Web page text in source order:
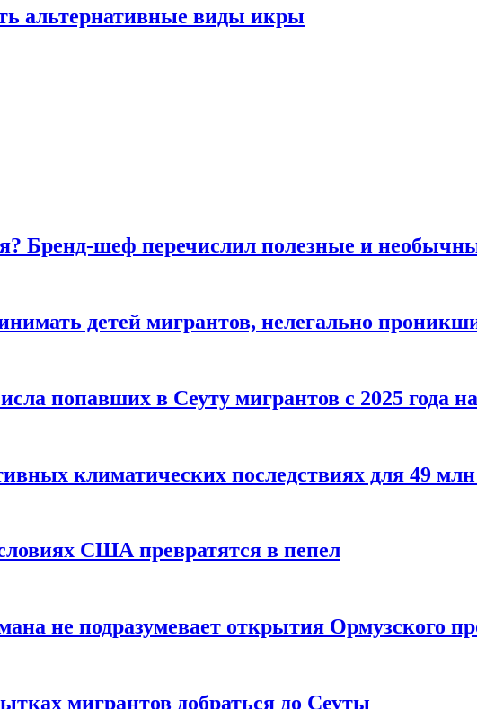
альтернативные виды икры
Бренд-шеф перечислил полезные и
детей мигрантов, нелегально
попавших в Сеуту мигрантов с 2025 года
климатических последствиях для 49 млн
США превратятся в пепел
не подразумевает открытия Ормузского
мигрантов добраться до Сеуты